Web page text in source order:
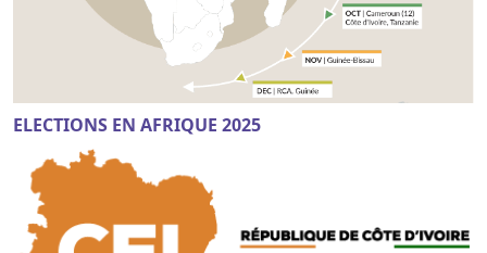
ELECTIONS EN AFRIQUE 2025